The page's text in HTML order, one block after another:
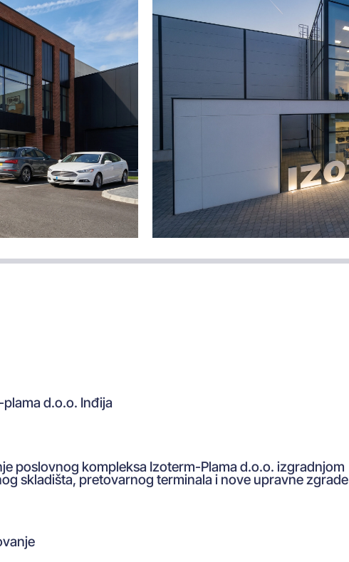
d.o.o. Inđija
poslovnog kompleksa Izoterm-Plama d.o.o. izgradnjom
skladišta, pretovarnog terminala i nove upravne zgrade